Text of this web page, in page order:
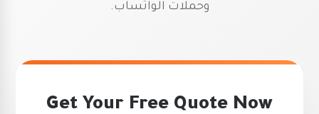
وحملات الواتساب.
Get Your Free Quote Now